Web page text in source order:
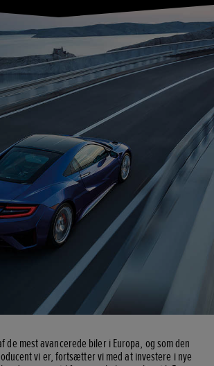
de mest avancerede biler i Europa, og som den
vi er, fortsætter vi med at investere i nye